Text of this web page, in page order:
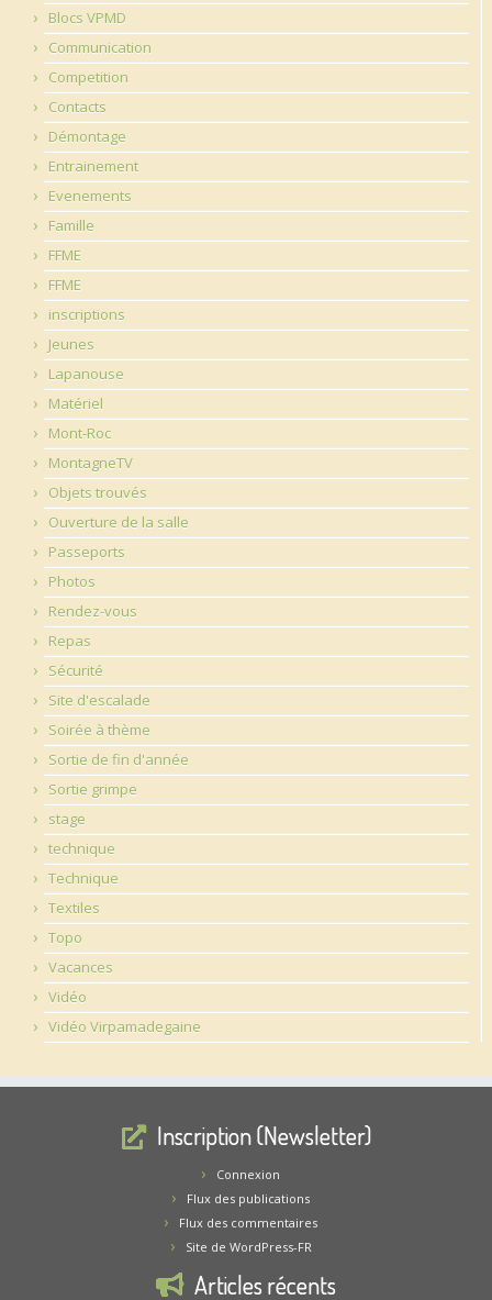
Blocs VPMD
Communication
Competition
Contacts
Démontage
Entrainement
Evenements
Famille
FFME
FFME
inscriptions
Jeunes
Lapanouse
Matériel
Mont-Roc
MontagneTV
Objets trouvés
Ouverture de la salle
Passeports
Photos
Rendez-vous
Repas
Sécurité
Site d'escalade
Soirée à thème
Sortie de fin d'année
Sortie grimpe
stage
technique
Technique
Textiles
Topo
Vacances
Vidéo
Vidéo Virpamadegaine
Inscription (Newsletter)
Connexion
Flux des publications
Flux des commentaires
Site de WordPress-FR
Articles récents